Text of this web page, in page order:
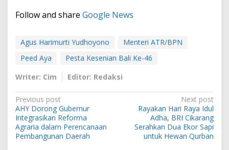
Follow and share Google News
Agus Harimurti Yudhoyono
Menteri ATR/BPN
Peed Aya
Pesta Kesenian Bali Ke-46
Writer: Cim
Editor: Redaksi
P
o
s
t
Previous post
AHY Dorong Gubernur
Integrasikan Reforma
Agraria dalam Perencanaan
Pembangunan Daerah
Next post
Rayakan Hari Raya Idul
Adha, BRI Cikarang
Serahkan Dua Ekor Sapi
untuk Hewan Qurban